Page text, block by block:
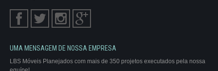
UMA MENSAGEM DE NOSSA EMPRESA
LBS Móveis Planejados com mais de 350 projetos executados pela nossa